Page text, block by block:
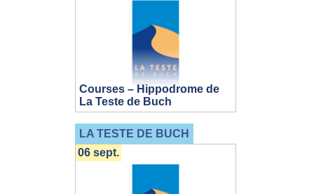
Courses – Hippodrome de
La Teste de Buch
LA TESTE DE BUCH
06 sept.